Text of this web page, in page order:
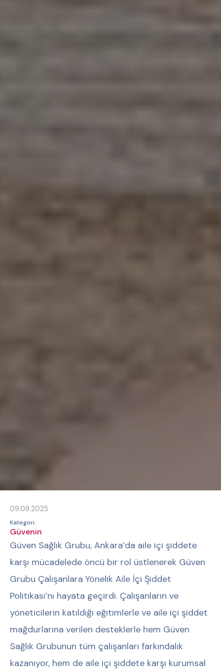
09.09.2025
Kategori:
Güvenin
Güven Sağlık Grubu, Ankara’da aile içi şiddete
karşı mücadelede öncü bir rol üstlenerek Güven
Grubu Çalışanlara Yönelik Aile İçi Şiddet
Politikası’nı hayata geçirdi. Çalışanların ve
yöneticilerin katıldığı eğitimlerle ve aile içi şiddet
mağdurlarına verilen desteklerle hem Güven
Sağlık Grubunun tüm çalışanları farkındalık
kazanıyor, hem de aile içi şiddete karşı kurumsal